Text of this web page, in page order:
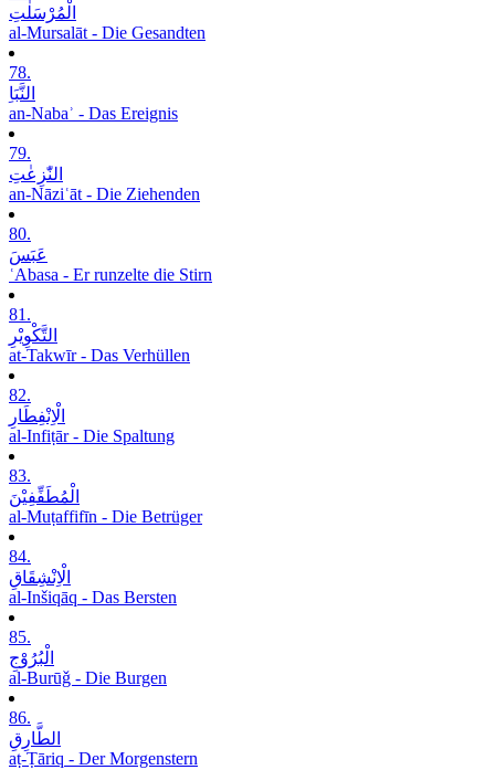
الْمُرْسَلٰتِ
al-Mursalāt - Die Gesandten
78.
النَّبَاِ
an-Nabaʾ - Das Ereignis
79.
النّٰزِعٰتِ
an-Nāziʿāt - Die Ziehenden
80.
عَبَسَ
ʿAbasa - Er runzelte die Stirn
81.
التَّکْوِیْرِ
at-Takwīr - Das Verhüllen
82.
الْاِنْفِطَارِ
al-Infiṭār - Die Spaltung
83.
الْمُطَفِّفِیْنَ
al-Muṭaffifīn - Die Betrüger
84.
الْاِنْشِقَاقِ
al-Inšiqāq - Das Bersten
85.
الْبُرُوْجِ
al-Burūǧ - Die Burgen
86.
الطَّارِقِ
aṭ-Ṭāriq - Der Morgenstern